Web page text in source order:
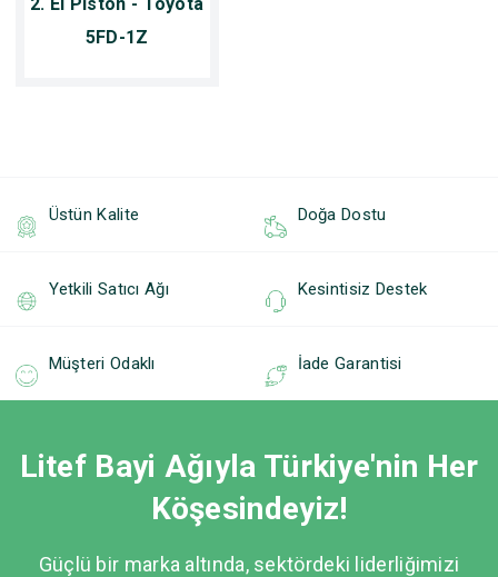
5FD-1Z
Üstün Kalite Doğa Dostu
Yetkili Satıcı Ağı Kesintisiz Destek
Müşteri Odaklı İade Garantisi
Litef Bayi Ağıyla Türkiye'nin Her
Köşesindeyiz!
Güçlü bir marka altında, sektördeki liderliğimizi